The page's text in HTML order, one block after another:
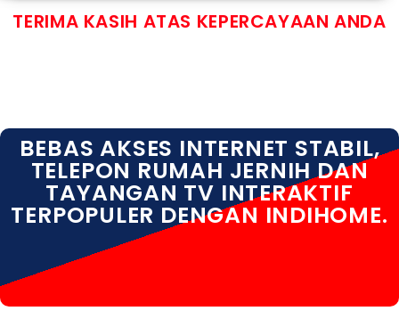
TERIMA KASIH ATAS KEPERCAYAAN ANDA
BEBAS AKSES INTERNET STABIL,
TELEPON RUMAH JERNIH DAN
TAYANGAN TV INTERAKTIF
TERPOPULER DENGAN INDIHOME.